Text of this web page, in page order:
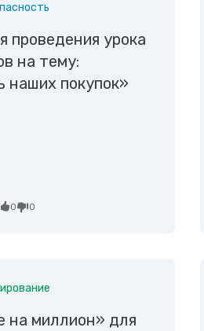
проведения урока
на тему:
наших покупок»
0 0
на миллион» для